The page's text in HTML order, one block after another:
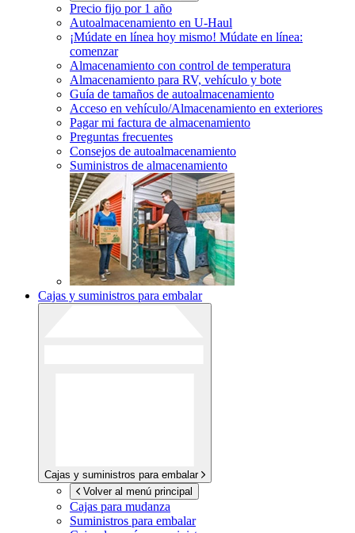
Precio fijo por 1 año
Autoalmacenamiento en U-Haul
¡Múdate en línea hoy mismo! Múdate en línea:
comenzar
Almacenamiento con control de temperatura
Almacenamiento para RV, vehículo y bote
Guía de tamaños de autoalmacenamiento
Acceso en vehículo/Almacenamiento en exteriores
Pagar mi factura de almacenamiento
Preguntas frecuentes
Consejos de autoalmacenamiento
Suministros de almacenamiento
Cajas y suministros para embalar
Cajas y suministros para embalar
Volver al menú principal
Cajas para mudanza
Suministros para embalar